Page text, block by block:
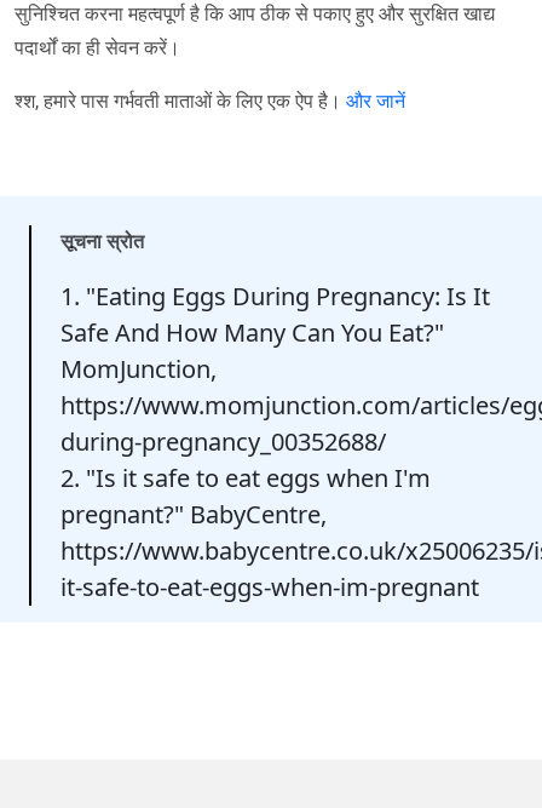
सुनिश्चित करना महत्वपूर्ण है कि आप ठीक से पकाए हुए और सुरक्षित खाद्य
पदार्थों का ही सेवन करें।
श्श, हमारे पास गर्भवती माताओं के लिए एक ऐप है। और जानें
सूचना स्रोत
1. "Eating Eggs During Pregnancy: Is It
Safe And How Many Can You Eat?"
MomJunction,
https://www.momjunction.com/articles/
during-pregnancy_00352688/
2. "Is it safe to eat eggs when I'm
pregnant?" BabyCentre,
https://www.babycentre.co.uk/x25006235/
it-safe-to-eat-eggs-when-im-pregnant